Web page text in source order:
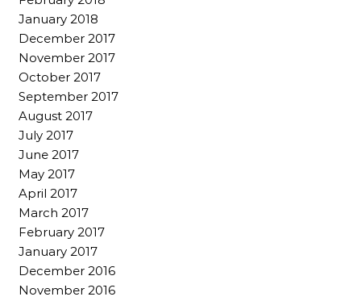
January 2018
December 2017
November 2017
October 2017
September 2017
August 2017
July 2017
June 2017
May 2017
April 2017
March 2017
February 2017
January 2017
December 2016
November 2016